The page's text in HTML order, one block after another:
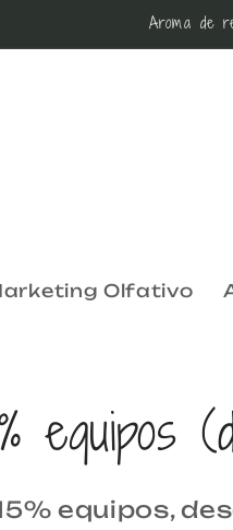
Aroma de
Olfativo
equipos
equipos,